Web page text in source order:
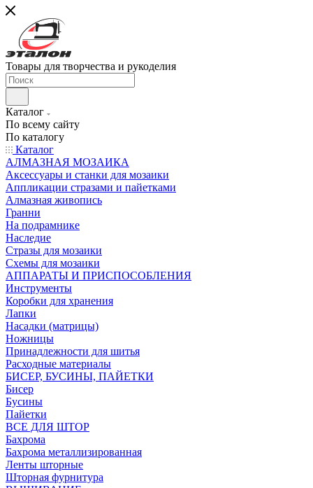
Товары для творчества и рукоделия
Каталог
По всему сайту
По каталогу
Каталог
АЛМАЗНАЯ МОЗАИКА
Аксессуары и станки для мозаики
Аппликации стразами и пайетками
Алмазная живопись
Гранни
На подрамнике
Наследие
Стразы для мозаики
Схемы для мозаики
АППАРАТЫ И ПРИСПОСОБЛЕНИЯ
Инструменты
Коробки для хранения
Лапки
Насадки (матрицы)
Ножницы
Принадлежности для шитья
Расходные материалы
БИСЕР, БУСИНЫ, ПАЙЕТКИ
Бисер
Бусины
Пайетки
ВСЕ ДЛЯ ШТОР
Бахрома
Бахрома металлизированная
Ленты шторные
Шторная фурнитура